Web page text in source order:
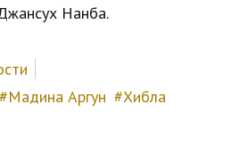
Нанба.
Мадина Аргун
Хибла